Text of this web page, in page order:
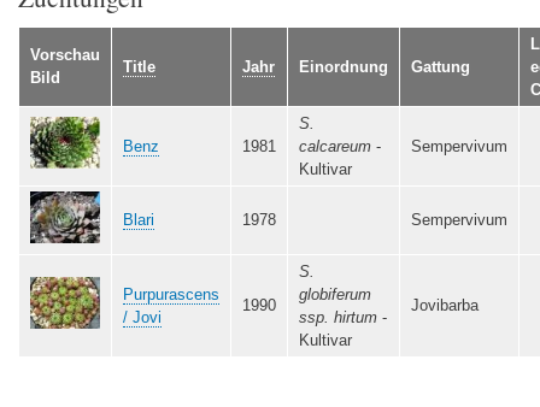
Vorschau
Bild
Title Jahr Einordnung Gattung
Benz 1981
S.
calcareum -
Kultivar
Sempervivum
Blari 1978 Sempervivum
Purpurascens
/ Jovi
1990
S.
globiferum
ssp. hirtum -
Kultivar
Jovibarba